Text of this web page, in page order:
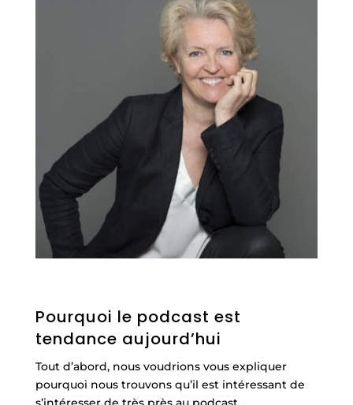
Pourquoi le podcast est
tendance aujourd’hui
Tout d’abord, nous voudrions vous expliquer
pourquoi nous trouvons qu’il est intéressant de